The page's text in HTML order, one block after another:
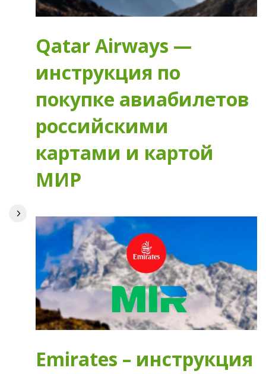
Qatar Airways —
инструкция по
покупке авиабилетов
российскими
картами и картой
МИР
Emirates – инструкция